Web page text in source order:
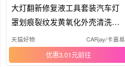
大灯翻新修复液工具套装汽车灯
罩划痕裂纹发黄氧化外壳清洗剂
抛光
天猫好物 CARjay/卡嘉易
优惠3.01元